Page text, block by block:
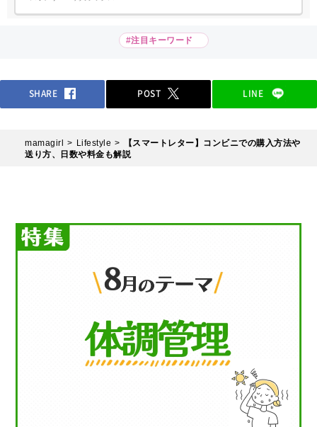
#注目キーワード
SHARE POST LINE
mamagirl Lifestyle
【スマートレター】コンビニでの購入方法や
送り方、日数や料金も解説